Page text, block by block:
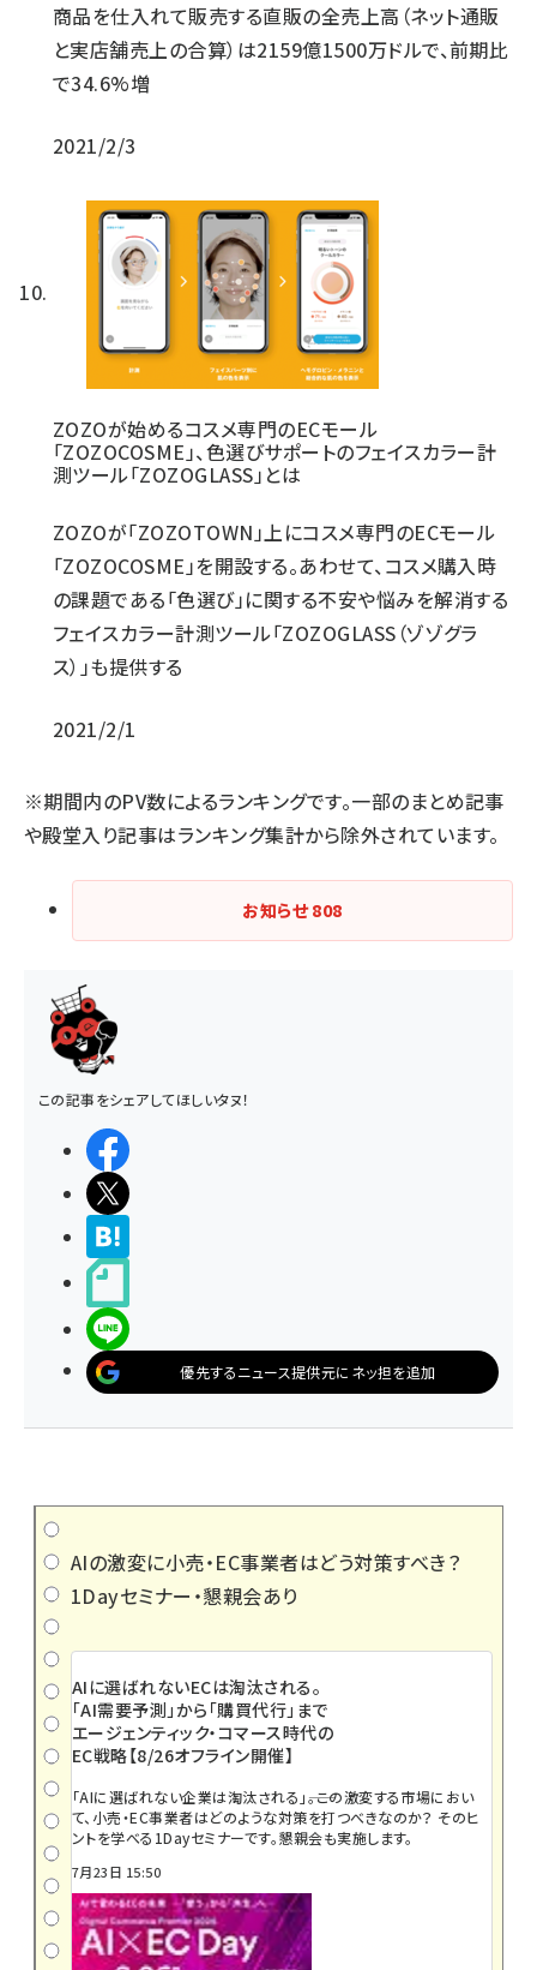
商品を仕入れて販売する直販の全売上高（ネット通販
と実店舗売上の合算）は2159億1500万ドルで、前期比
で34.6%増
2021/2/3
ZOZOが始めるコスメ専門のECモール
「ZOZOCOSME」、色選びサポートのフェイスカラー計
測ツール「ZOZOGLASS」とは
ZOZOが「ZOZOTOWN」上にコスメ専門のECモール
「ZOZOCOSME」を開設する。あわせて、コスメ購入時
の課題である「色選び」に関する不安や悩みを解消する
フェイスカラー計測ツール「ZOZOGLASS（ゾゾグラ
ス）」も提供する
2021/2/1
※期間内のPV数によるランキングです。一部のまとめ記事
や殿堂入り記事はランキング集計から除外されています。
お知らせ808
この記事をシェアしてほしいタヌ！
優先するニュース提供元にネッ担を追加
AIの激変に小売・EC事業者はどう対策すべき？
1Dayセミナー・懇親会あり
AIに選ばれないECは淘汰される。
「AI需要予測」から「購買代行」まで
エージェンティック・コマース時代の
EC戦略【8/26オフライン開催】
「AIに選ばれない企業は淘汰される」――。この激変する市場におい
て、小売・EC事業者はどのような対策を打つべきなのか？ そのヒ
ントを学べる1Dayセミナーです。懇親会も実施します。
7月23日 15:50